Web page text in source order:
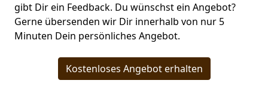
gibt Dir ein Feedback. Du wünschst ein Angebot?
Gerne übersenden wir Dir innerhalb von nur 5
Minuten Dein persönliches Angebot.
Kostenloses Angebot erhalten